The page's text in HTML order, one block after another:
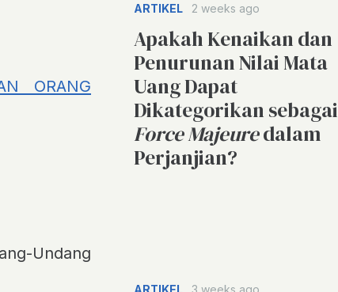
ORANG
Undang
ARTIKEL 2 weeks ago
Apakah Kenaikan dan
Penurunan Nilai Mata
Uang Dapat
Dikategorikan sebagai
Force Majeuredalam
Perjanjian?